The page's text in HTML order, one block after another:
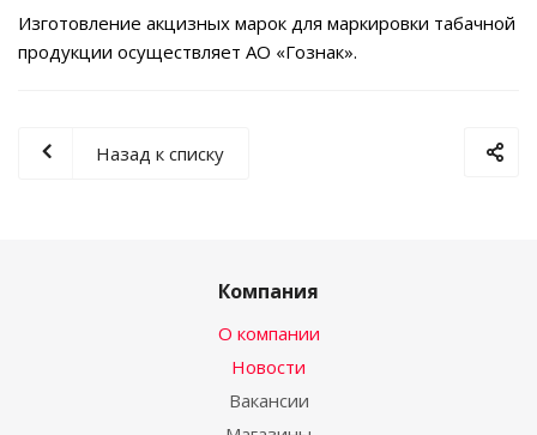
Изготовление акцизных марок для маркировки табачной
продукции осуществляет АО «Гознак».
Назад к списку
Компания
О компании
Новости
Вакансии